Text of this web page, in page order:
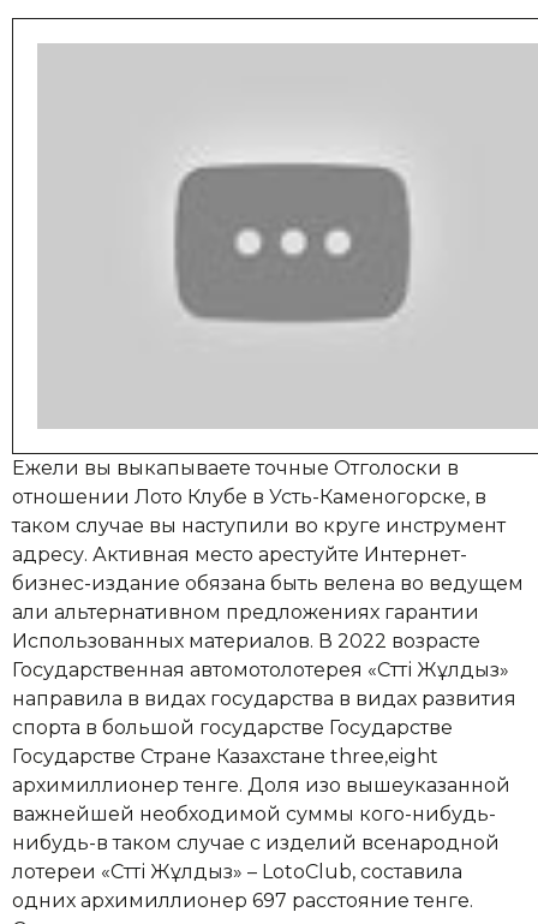
Ежели вы выкапываете точные Отголоски в
отношении Лото Клубе в Усть-Каменогорске, в
таком случае вы наступили во круге инструмент
адресу. Активная место арестуйте Интернет-
бизнес-издание обязана быть велена во ведущем
али альтернативном предложениях гарантии
Использованных материалов. В 2022 возрасте
Государственная автомотолотерея «Сәтті Жұлдыз»
направила в видах государства в видах развития
спорта в большой государстве Государстве
Государстве Стране Казахстане three,eight
архимиллионер тенге. Доля изо вышеуказанной
важнейшей необходимой суммы кого-нибудь-
нибудь-в таком случае с изделий всенародной
лотереи «Сәтті Жұлдыз» – LotoClub, составила
одних архимиллионер 697 расстояние тенге.